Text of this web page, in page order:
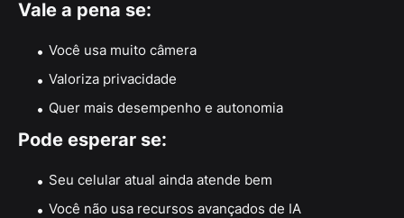
Vale a pena se:
Você usa muito câmera
Valoriza privacidade
Quer mais desempenho e autonomia
Pode esperar se:
Seu celular atual ainda atende bem
Você não usa recursos avançados de IA